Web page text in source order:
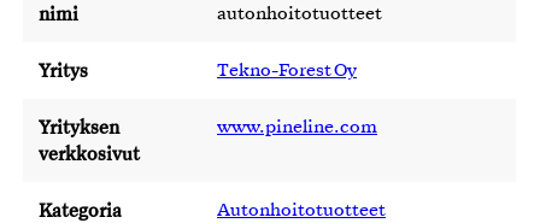
nimi
autonhoitotuotteet
Yritys Tekno-Forest Oy
Yrityksen
verkkosivut
www.pineline.com
Kategoria Autonhoitotuotteet